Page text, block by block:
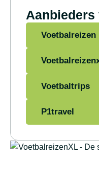
Aanbieders
Voetbalreizen
Voetbaltrips
P1travel